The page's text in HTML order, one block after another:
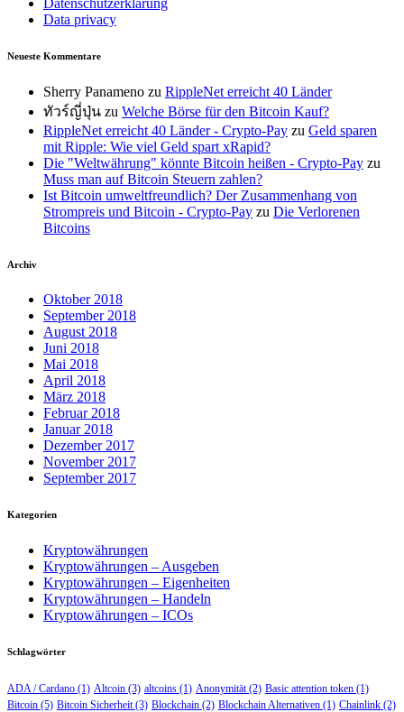
Data privacy
Neueste Kommentare
Sherry Panameno zu RippleNet erreicht 40 Länder
ทัวร์ญี่ปุ่น zu Welche Börse für den Bitcoin Kauf?
RippleNet erreicht 40 Länder - Crypto-Pay zu Geld sparen
mit Ripple: Wie viel Geld spart xRapid?
Die "Weltwährung" könnte Bitcoin heißen - Crypto-Pay zu
Muss man auf Bitcoin Steuern zahlen?
Ist Bitcoin umweltfreundlich? Der Zusammenhang von
Strompreis und Bitcoin - Crypto-Pay zu Die Verlorenen
Bitcoins
Archiv
Oktober 2018
September 2018
August 2018
Juni 2018
Mai 2018
April 2018
März 2018
Februar 2018
Januar 2018
Dezember 2017
November 2017
September 2017
Kategorien
Kryptowährungen
Kryptowährungen – Ausgeben
Kryptowährungen – Eigenheiten
Kryptowährungen – Handeln
Kryptowährungen – ICOs
Schlagwörter
ADA / Cardano (1) Altcoin (3) altcoins (1) Anonymität(2) Basic attention token (1)
Bitcoin (5) Bitcoin Sicherheit(3) Blockchain (2) Blockchain Alternativen (1) Chainlink (2)